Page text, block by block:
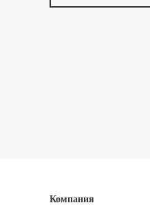
Компания